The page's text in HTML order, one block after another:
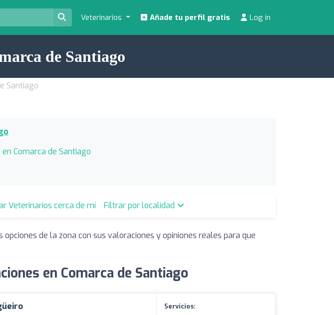
Veterinarios Añade tu perfil gratis Log in
de Santiago
Santiago
Comarca de Santiago
Veterinarios cerca de mí Filtrar por localidad
opciones de la zona con sus valoraciones y opiniones reales para que
en Comarca de Santiago
Servicios: